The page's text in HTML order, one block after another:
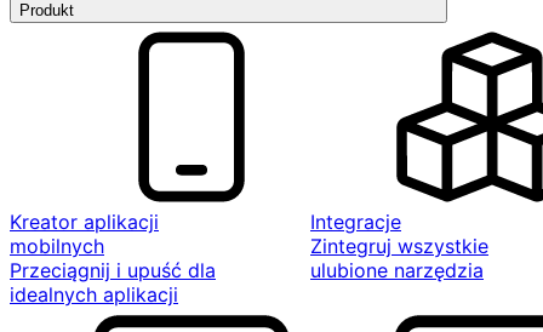
Produkt
Kreator aplikacji
mobilnych
Przeciągnij i upuść dla
idealnych aplikacji
Integracje
Zintegruj wszystkie
ulubione narzędzia